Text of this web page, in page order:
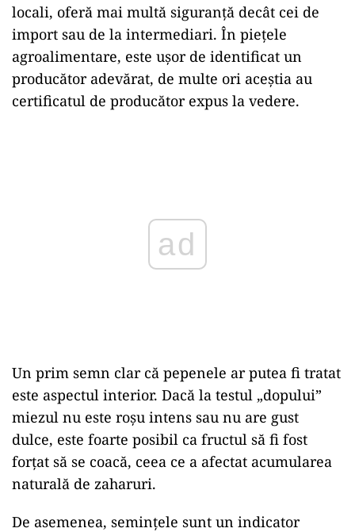
locali, oferă mai multă siguranță decât cei de
import sau de la intermediari. În piețele
agroalimentare, este ușor de identificat un
producător adevărat, de multe ori aceștia au
certificatul de producător expus la vedere.
Un prim semn clar că pepenele ar putea fi tratat
este aspectul interior. Dacă la testul „dopului”
miezul nu este roșu intens sau nu are gust
dulce, este foarte posibil ca fructul să fi fost
forțat să se coacă, ceea ce a afectat acumularea
naturală de zaharuri.
De asemenea, semințele sunt un indicator